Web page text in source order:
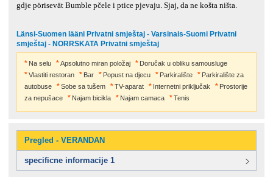
gdje pörisevät Bumble pčele i ptice pjevaju. Sjaj, da ne košta ništa.
Länsi-Suomen lääni Privatni smještaj - Varsinais-Suomi Privatni
smještaj - NORRSKATA Privatni smještaj
Na selu Apsolutno miran položaj
Doručak u obliku samousluge
Vlastiti restoran
Bar Popust na djecu Parkiralište
Parkiralište za
autobuse
Sobe sa tušem TV-aparat Internetni priključak
Prostorije
za nepušace
Najam bicikla Najam camaca Tenis
Pregled - VERANDAN
specificne informacije 1